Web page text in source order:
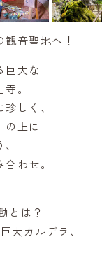
音聖地へ！
巨大な
。
しく、
の上に
わせ。
とは？
大カルデラ、